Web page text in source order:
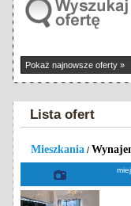
Pokaż najnowsze oferty »
Lista ofert
Mieszkania /